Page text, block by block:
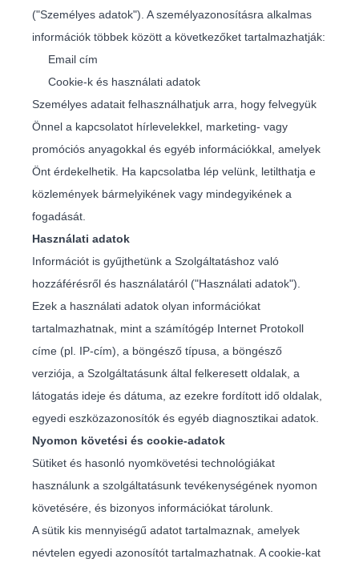
("Személyes adatok"). A személyazonosításra alkalmas
információk többek között a következőket tartalmazhatják:
Email cím
Cookie-k és használati adatok
Személyes adatait felhasználhatjuk arra, hogy felvegyük
Önnel a kapcsolatot hírlevelekkel, marketing- vagy
promóciós anyagokkal és egyéb információkkal, amelyek
Önt érdekelhetik. Ha kapcsolatba lép velünk, letilthatja e
közlemények bármelyikének vagy mindegyikének a
fogadását.
Használati adatok
Információt is gyűjthetünk a Szolgáltatáshoz való
hozzáférésről és használatáról ("Használati adatok").
Ezek a használati adatok olyan információkat
tartalmazhatnak, mint a számítógép Internet Protokoll
címe (pl. IP-cím), a böngésző típusa, a böngésző
verziója, a Szolgáltatásunk által felkeresett oldalak, a
látogatás ideje és dátuma, az ezekre fordított idő oldalak,
egyedi eszközazonosítók és egyéb diagnosztikai adatok.
Nyomon követési és cookie-adatok
Sütiket és hasonló nyomkövetési technológiákat
használunk a szolgáltatásunk tevékenységének nyomon
követésére, és bizonyos információkat tárolunk.
A sütik kis mennyiségű adatot tartalmaznak, amelyek
névtelen egyedi azonosítót tartalmazhatnak. A cookie-kat